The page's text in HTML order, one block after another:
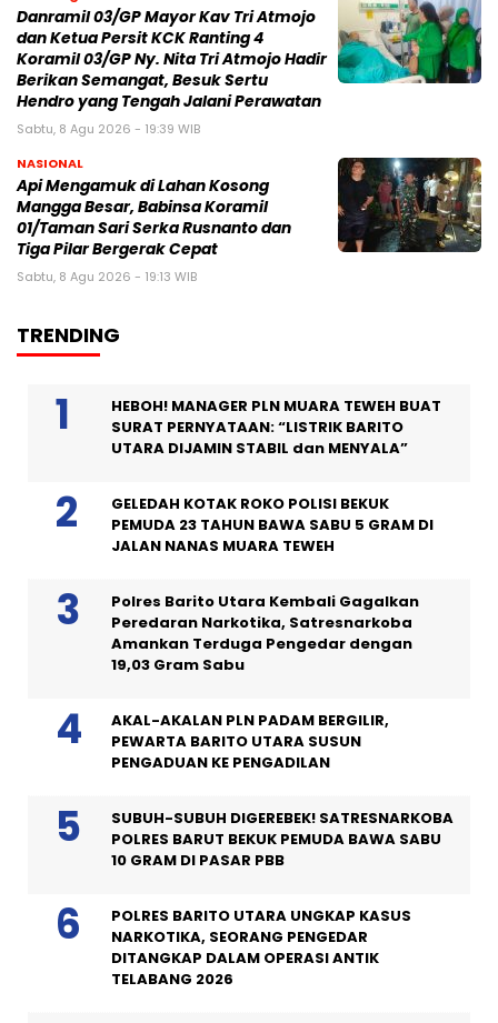
Danramil 03/GP Mayor Kav Tri Atmojo
dan Ketua Persit KCK Ranting 4
Koramil 03/GP Ny. Nita Tri Atmojo Hadir
Berikan Semangat, Besuk Sertu
Hendro yang Tengah Jalani Perawatan
Sabtu, 8 Agu 2026 - 19:39 WIB
NASIONAL
Api Mengamuk di Lahan Kosong
Mangga Besar, Babinsa Koramil
01/Taman Sari Serka Rusnanto dan
Tiga Pilar Bergerak Cepat
Sabtu, 8 Agu 2026 - 19:13 WIB
TRENDING
HEBOH! MANAGER PLN MUARA TEWEH BUAT
SURAT PERNYATAAN: “LISTRIK BARITO
UTARA DIJAMIN STABIL dan MENYALA”
GELEDAH KOTAK ROKO POLISI BEKUK
PEMUDA 23 TAHUN BAWA SABU 5 GRAM DI
JALAN NANAS MUARA TEWEH
Polres Barito Utara Kembali Gagalkan
Peredaran Narkotika, Satresnarkoba
Amankan Terduga Pengedar dengan
19,03 Gram Sabu
AKAL-AKALAN PLN PADAM BERGILIR,
PEWARTA BARITO UTARA SUSUN
PENGADUAN KE PENGADILAN
SUBUH-SUBUH DIGEREBEK! SATRESNARKOBA
POLRES BARUT BEKUK PEMUDA BAWA SABU
10 GRAM DI PASAR PBB
POLRES BARITO UTARA UNGKAP KASUS
NARKOTIKA, SEORANG PENGEDAR
DITANGKAP DALAM OPERASI ANTIK
TELABANG 2026